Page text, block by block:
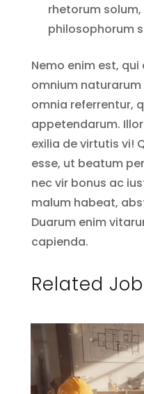
rhetorum
philosophorum
Nemo enim est,
omnium
omnia referrentur,
appetendarum.
exilia de virtutis vi!
esse, ut beatum
nec vir bonus ac
malum habeat,
Duarum enim
capienda.
Related